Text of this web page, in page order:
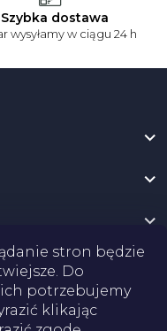
stron będzie
Do
potrzebujemy
klikając
Szybka dostawa
wysyłamy w ciągu 24 h